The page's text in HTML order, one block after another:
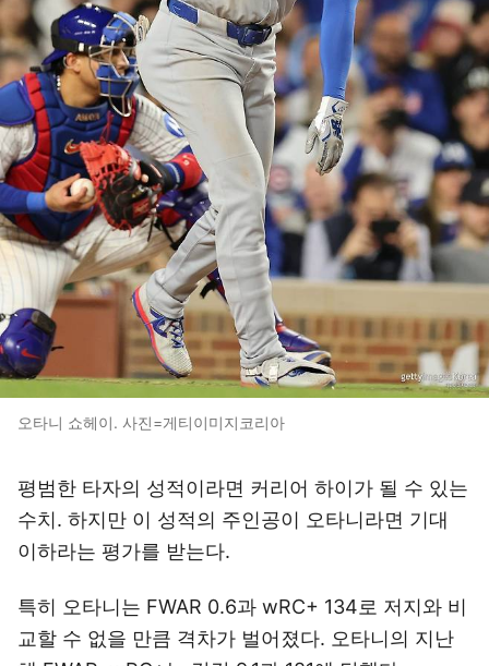
오타니 쇼헤이. 사진=게티이미지코리아
평범한 타자의 성적이라면 커리어 하이가 될 수 있는
수치. 하지만 이 성적의 주인공이 오타니라면 기대
이하라는 평가를 받는다.
특히 오타니는 FWAR 0.6과 wRC+ 134로 저지와 비
교할 수 없을 만큼 격차가 벌어졌다. 오타니의 지난